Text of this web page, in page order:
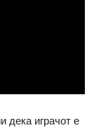
дека играчот е